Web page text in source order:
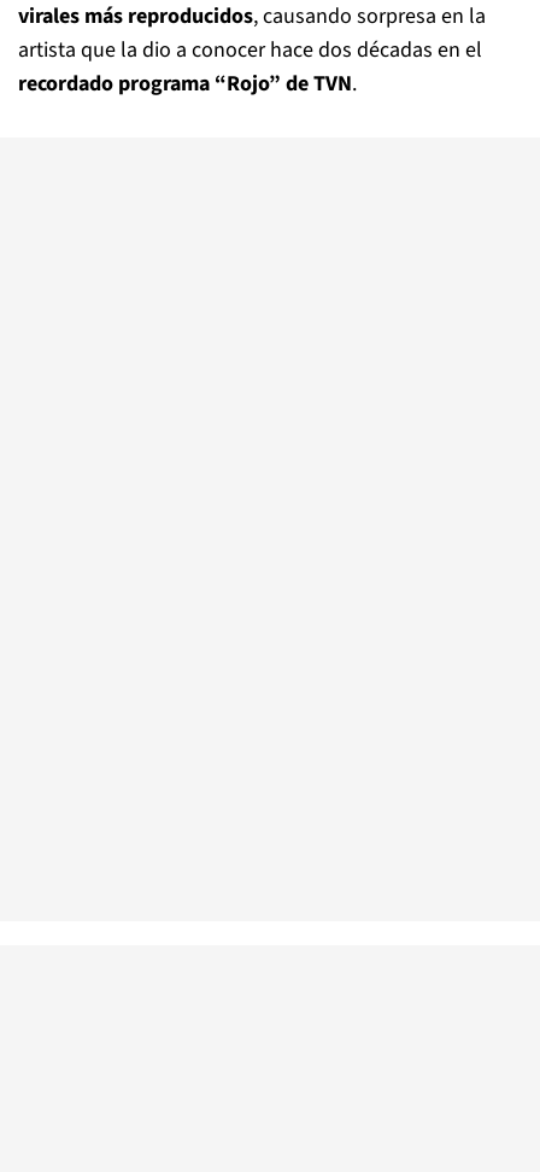
virales más reproducidos, causando sorpresa en la
artista que la dio a conocer hace dos décadas en el
recordado programa “Rojo” de TVN.